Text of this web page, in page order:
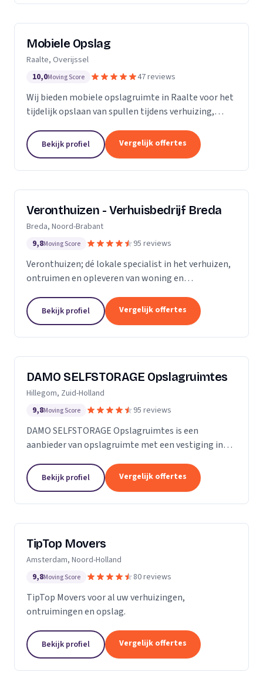
Mobiele Opslag
Raalte, Overijssel
10,0Moving Score 47 reviews
Wij bieden mobiele opslagruimte in Raalte voor het
tijdelijk opslaan van spullen tijdens verhuizing,
Bekijk profiel Vergelijk offertes
Veronthuizen - Verhuisbedrijf Breda
Breda, Noord-Brabant
9,8Moving Score 95 reviews
Veronthuizen; dé lokale specialist in het verhuizen,
ontruimen en opleveren van woning en
partner. Klanttevredenheid en een zorgeloze service
staat...
Bekijk profiel Vergelijk offertes
DAMO SELFSTORAGE Opslagruimtes
Hillegom, Zuid-Holland
9,8Moving Score 95 reviews
DAMO SELFSTORAGE Opslagruimtes is een
aanbieder van opslagruimte met een vestiging in
Bekijk profiel Vergelijk offertes
TipTop Movers
Amsterdam, Noord-Holland
9,8Moving Score 80 reviews
TipTop Movers voor al uw verhuizingen,
ontruimingen en opslag.
Bekijk profiel Vergelijk offertes